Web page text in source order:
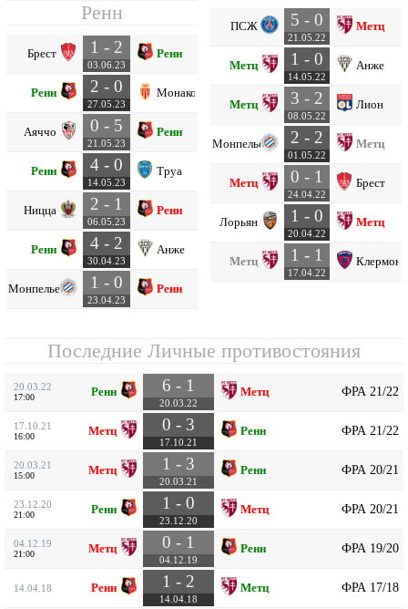
Ренн
Брест 1 - 2
03.06.23
Ренн
Ренн 2 - 0
27.05.23
Монако
Аяччо 0 - 5
21.05.23
Ренн
Ренн 4 - 0
14.05.23
Труа
Ницца 2 - 1
06.05.23
Ренн
Ренн 4 - 2
30.04.23
Анже
Монпелье 1 - 0
23.04.23
Ренн
ПСЖ 5 - 0
21.05.22
Метц
Метц 1 - 0
14.05.22
Анже
Метц 3 - 2
08.05.22
Лион
Монпелье 2 - 2
01.05.22
Метц
Метц 0 - 1
24.04.22
Брест
Лорьян 1 - 0
20.04.22
Метц
Метц 1 - 1
17.04.22
Клермон
Последние Личные противостояния
20.03.22
17:00 Ренн 6 - 1
20.03.22
Метц ФРА 21/22
17.10.21
16:00 Метц 0 - 3
17.10.21
Ренн ФРА 21/22
20.03.21
15:00 Метц 1 - 3
20.03.21
Ренн ФРА 20/21
23.12.20
21:00 Ренн 1 - 0
23.12.20
Метц ФРА 20/21
04.12.19
21:00 Метц 0 - 1
04.12.19
Ренн ФРА 19/20
14.04.18 Ренн 1 - 2
14.04.18
Метц ФРА 17/18